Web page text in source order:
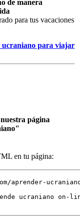
de manera
para tus vacaciones
ucraniano para viajar
página
en tu página: